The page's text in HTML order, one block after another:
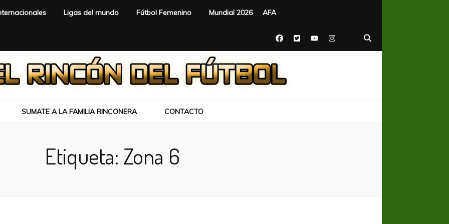
Ligas del mundo Fútbol Femenino Mundial 2026 AFA
SUMATE A LA FAMILIA RINCONERA CONTACTO
Etiqueta: Zona 6